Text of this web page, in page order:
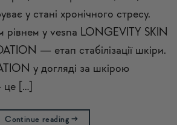
у стані хронічного стресу.
рівнем у vesna LONGEVITY SKIN
— етап стабілізації шкіри.
у догляді за шкірою
[…]
Continue reading→